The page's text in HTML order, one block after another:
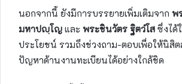
นอกจากนี้ ยังมีการบรรยายเพิ่มเติมจาก พ
มหาปญฺโญ และ พระชินวัตร ฐิตวํโส ซึ่งได้
ประโยชน์ รวมถึงช่วงถาม-ตอบเพื่อให้นิสิ
ปัญหาด้านงานทะเบียนได้อย่างใกล้ชิด